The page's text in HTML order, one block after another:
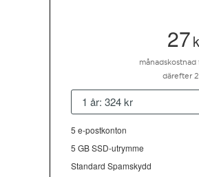
27
därefter
1 år: 324 kr
5 e-postkonton
5 GB SSD-utrymme
Standard Spamskydd